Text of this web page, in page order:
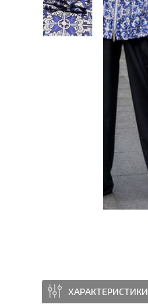
ХАРАКТЕРИСТИКИ